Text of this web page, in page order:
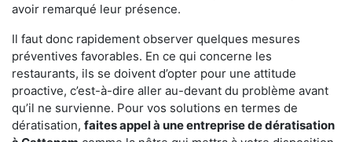
avoir remarqué leur présence.
Il faut donc rapidement observer quelques mesures
préventives favorables. En ce qui concerne les
restaurants, ils se doivent d’opter pour une attitude
proactive, c’est-à-dire aller au-devant du problème avant
qu’il ne survienne. Pour vos solutions en termes de
dératisation, faites appel à une entreprise de dératisation